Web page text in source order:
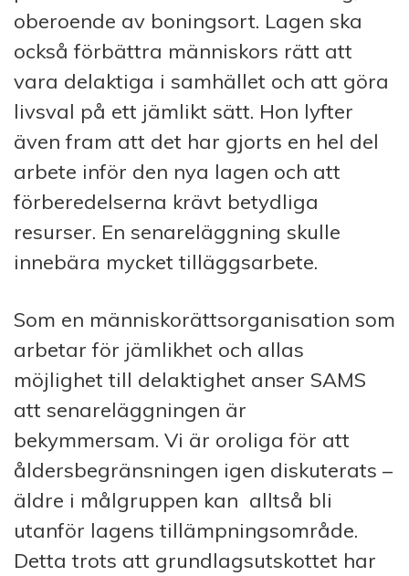
oberoende av boningsort. Lagen ska
också förbättra människors rätt att
vara delaktiga i samhället och att göra
livsval på ett jämlikt sätt. Hon lyfter
även fram att det har gjorts en hel del
arbete inför den nya lagen och att
förberedelserna krävt betydliga
resurser. En senareläggning skulle
innebära mycket tilläggsarbete.
Som en människorättsorganisation som
arbetar för jämlikhet och allas
möjlighet till delaktighet anser SAMS
att senareläggningen är
bekymmersam. Vi är oroliga för att
åldersbegränsningen igen diskuterats –
äldre i målgruppen kan alltså bli
utanför lagens tillämpningsområde.
Detta trots att grundlagsutskottet har